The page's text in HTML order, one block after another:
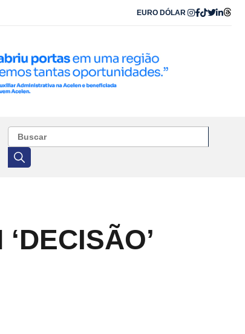
EURO DÓLAR